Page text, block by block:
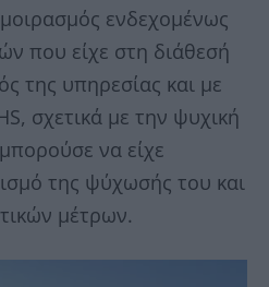
ενδεχομένως
που είχε στη διάθεσή
της υπηρεσίας και με
σχετικά με την ψυχική
να είχε
της ψύχωσής του και
μέτρων.